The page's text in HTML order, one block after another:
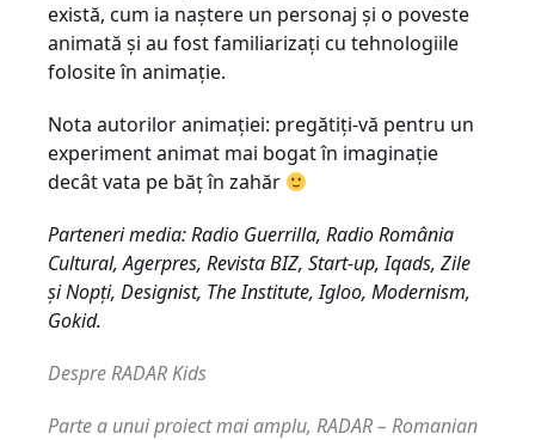
există, cum ia naștere un personaj și o poveste
animată și au fost familiarizați cu tehnologiile
folosite în animație.
Nota autorilor animației: pregătiți-vă pentru un
experiment animat mai bogat în imaginație
decât vata pe băț în zahăr
Parteneri media: Radio Guerrilla, Radio România
Cultural, Agerpres, Revista BIZ, Start-up, Iqads, Zile
și Nopți, Designist, The Institute, Igloo, Modernism,
Gokid.
Despre RADAR Kids
Parte a unui proiect mai amplu, RADAR – Romanian